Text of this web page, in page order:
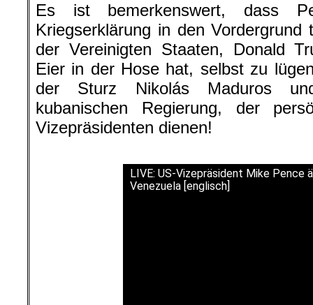
Es ist bemerkenswert, dass
Kriegserklärung in den
der Vereinigten Staaten, Donald
Eier in der Hose hat, selbst zu
der Sturz Nikolás Maduros
kubanischen Regierung, der
Vizepräsidenten dienen!
LIVE: US-Vizepräsident Mike Pence
Venezuela [englisch]